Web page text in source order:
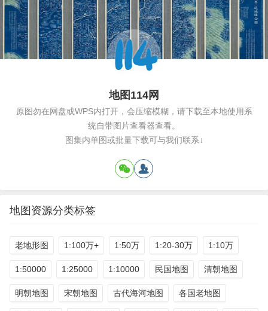
地图114网
原图勿在网盘或WPS内打开，会压缩模糊，请下载至本地使用系
统自带图片查看器查看。
图集内单图或批量下载可与我们联系↓
地图资源分类标签
老地形图 1:100万+ 1:50万 1:20-30万 1:10万
1:50000 1:25000 1:10000 民国地图 清朝地图
明朝地图 宋朝地图 古代海河地图 各国老地图